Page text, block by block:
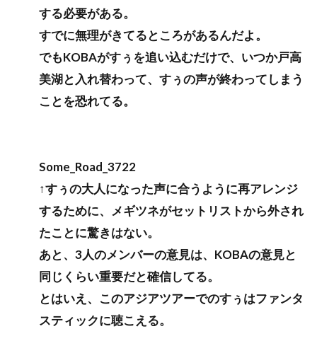
する必要がある。
すでに無理がきてるところがあるんだよ。
でもKOBAがすぅを追い込むだけで、いつか戸高
美湖と入れ替わって、すぅの声が終わってしまう
ことを恐れてる。
Some_Road_3722
↑すぅの大人になった声に合うように再アレンジ
するために、メギツネがセットリストから外され
たことに驚きはない。
あと、3人のメンバーの意見は、KOBAの意見と
同じくらい重要だと確信してる。
とはいえ、このアジアツアーでのすぅはファンタ
スティックに聴こえる。